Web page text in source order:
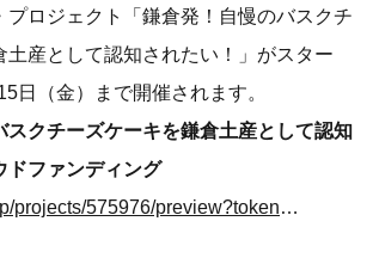
プロジェクト「鎌倉発！自慢のバスクチ
土産として認知されたい！」がスター
日（金）まで開催されます。
スクチーズケーキを鎌倉土産として認知
ドファンディング
https://camp-fire.jp/projects/575976/preview?token=34hlt824